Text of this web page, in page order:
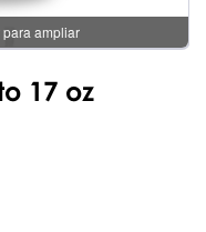
para ampliar
17 oz